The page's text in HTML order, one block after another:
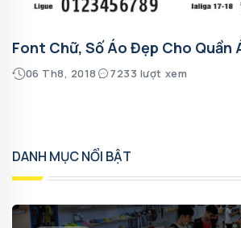
Font Chữ, Số Áo Đẹp Cho Quần
06 Th8, 2018 7233 lượt xem
DANH MỤC NỔI BẬT